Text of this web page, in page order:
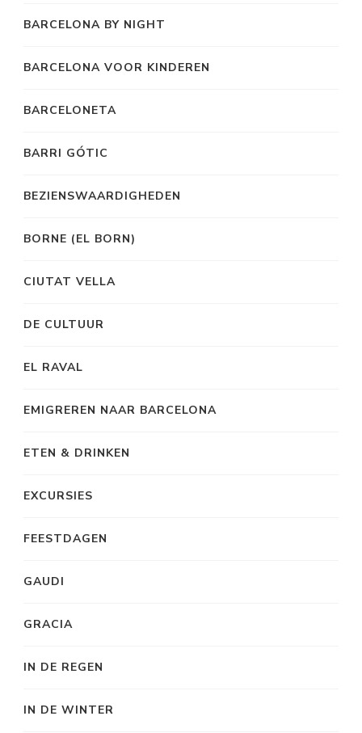
BARCELONA BY NIGHT
BARCELONA VOOR KINDEREN
BARCELONETA
BARRI GÓTIC
BEZIENSWAARDIGHEDEN
BORNE (EL BORN)
CIUTAT VELLA
DE CULTUUR
EL RAVAL
EMIGREREN NAAR BARCELONA
ETEN & DRINKEN
EXCURSIES
FEESTDAGEN
GAUDI
GRACIA
IN DE REGEN
IN DE WINTER